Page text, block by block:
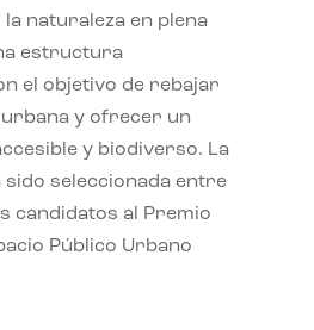
naturaleza en plena
estructura
el objetivo de rebajar
y ofrecer un
y biodiverso. La
seleccionada entre
candidatos al Premio
Público Urbano